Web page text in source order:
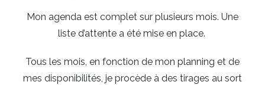
Mon agenda est complet sur plusieurs mois. Une
liste d’attente a été mise en place.
Tous les mois, en fonction de mon planning et de
mes disponibilités, je procède à des tirages au sort